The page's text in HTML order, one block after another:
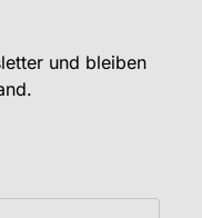
und bleiben